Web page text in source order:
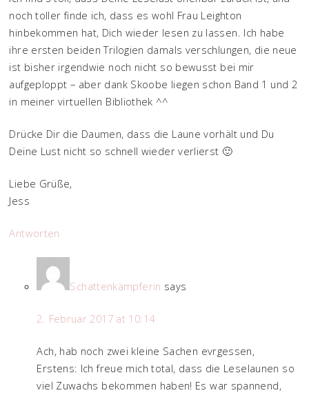
noch toller finde ich, dass es wohl Frau Leighton
hinbekommen hat, Dich wieder lesen zu lassen. Ich habe
ihre ersten beiden Trilogien damals verschlungen, die neue
ist bisher irgendwie noch nicht so bewusst bei mir
aufgeploppt – aber dank Skoobe liegen schon Band 1 und 2
in meiner virtuellen Bibliothek ^^
Drücke Dir die Daumen, dass die Laune vorhält und Du
Deine Lust nicht so schnell wieder verlierst 🙂
Liebe Grüße,
Jess
Antworten
Schattenkämpferin says
2. Februar 2017 at 10:14
Ach, hab noch zwei kleine Sachen evrgessen,
Erstens: Ich freue mich total, dass die Leselaunen so
viel Zuwachs bekommen haben! Es war spannend,